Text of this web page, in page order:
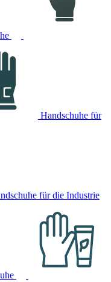
Handschuhe für
für die Industrie